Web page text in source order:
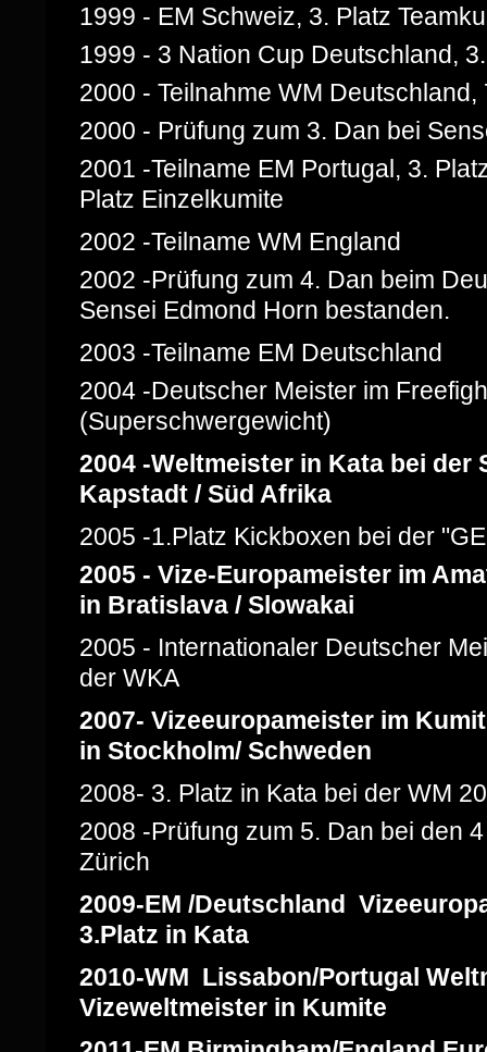
1999 - EM Schweiz, 3. Platz
1999 - 3 Nation Cup Deutschland,
2000 - Teilnahme WM
2000 - Prüfung zum 3. Dan bei
2001 -Teilname EM Portugal, 3.
Platz Einzelkumite
2002 -Teilname WM England
2002 -Prüfung zum 4. Dan beim
Sensei Edmond Horn bestanden.
2003 -Teilname EM Deutschland
2004 -Deutscher Meister im
(Superschwergewicht)
2004 -Weltmeister in Kata bei der
Kapstadt / Süd Afrika
2005 -1.Platz Kickboxen bei der
2005 - Vize-Europameister im
in Bratislava / Slowakai
2005 - Internationaler Deutscher
der WKA
2007- Vizeeuropameister im
in Stockholm/ Schweden
2008- 3. Platz in Kata bei der WM
2008 -Prüfung zum 5. Dan bei den
Zürich
2009-EM /Deutschland
3.Platz in Kata
2010-WM Lissabon/Portugal
Vizeweltmeister in Kumite